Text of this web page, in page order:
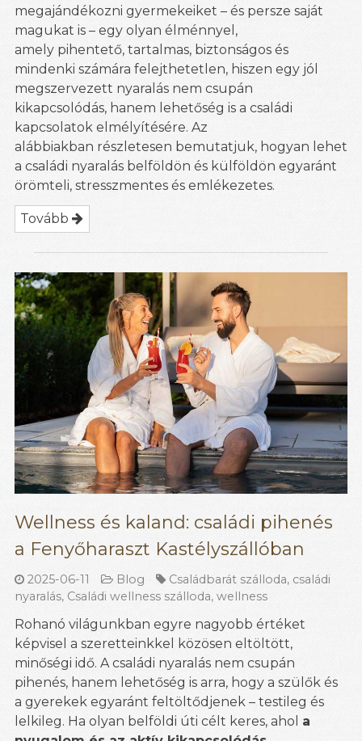
megajándékozni gyermekeiket – és persze saját
magukat is – egy olyan élménnyel,
amely pihentető, tartalmas, biztonságos és
mindenki számára felejthetetlen, hiszen egy jól
megszervezett nyaralás nem csupán
kikapcsolódás, hanem lehetőség is a családi
kapcsolatok elmélyítésére. Az
alábbiakban részletesen bemutatjuk, hogyan lehet
a családi nyaralás belföldön és külföldön egyaránt
örömteli, stresszmentes és emlékezetes.
Tovább
Wellness és kaland: családi pihenés
a Fenyőharaszt Kastélyszállóban
2025-06-11 Blog Családbarát szálloda, családi
nyaralás, Családi wellness szálloda, wellness
Rohanó világunkban egyre nagyobb értéket
képvisel a szeretteinkkel közösen eltöltött,
minőségi idő. A családi nyaralás nem csupán
pihenés, hanem lehetőség is arra, hogy a szülők és
a gyerekek egyaránt feltöltődjenek – testileg és
lelkileg. Ha olyan belföldi úti célt keres, ahol a